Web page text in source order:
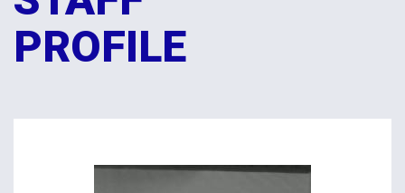
PROFILE